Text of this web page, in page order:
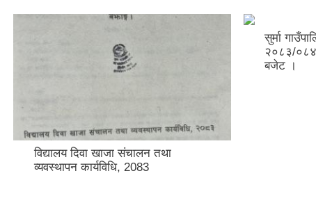
विद्यालय दिवा खाजा संचालन तथा
व्यवस्थापन कार्यविधि, 2083
सुर्मा
२०८३/०८४
बजेट ।